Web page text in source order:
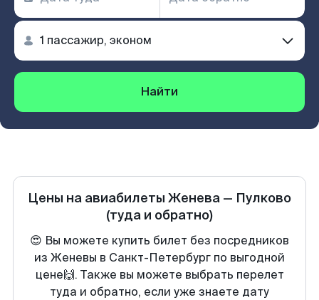
Найти
Цены на авиабилеты Женева — Пулково
(туда и обратно)
😍 Вы можете купить билет без посредников
из Женевы в Санкт-Петербург по выгодной
цене🙌. Также вы можете выбрать перелет
туда и обратно, если уже знаете дату